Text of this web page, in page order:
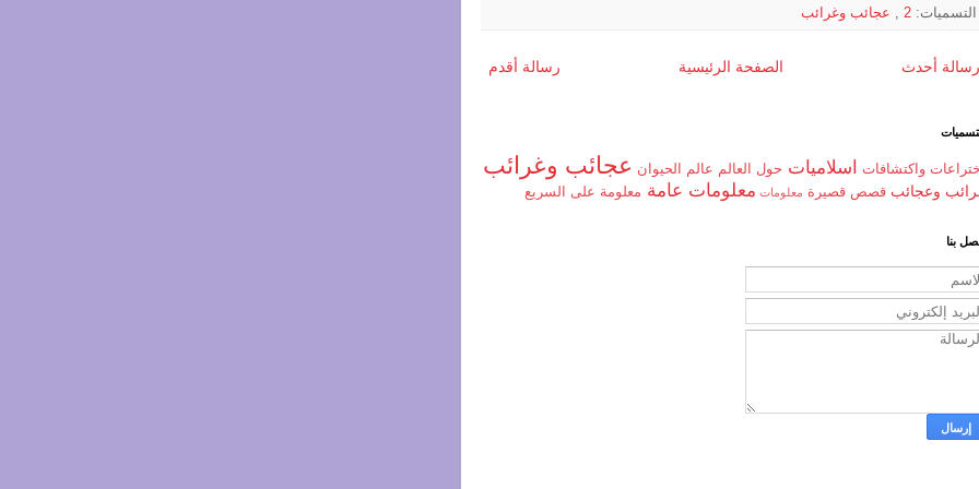
التسميات: 2
, عجائب وغرائب
رسالة أحدث رسالة أقدم الصفحة الرئيسية
واكتشافات اسلاميات حول العالم عالم الحيوان عجائب وغرائب
وعجائب قصص قصيرة معلومات معلومات عامة معلومة على السريع
بنا